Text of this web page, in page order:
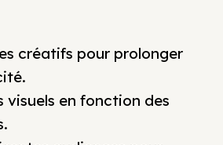
créatifs pour prolonger
visuels en fonction des